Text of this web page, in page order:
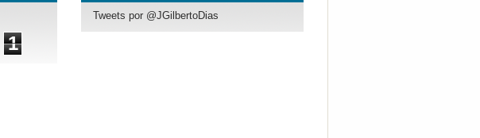
1
Tweets por @JGilbertoDias